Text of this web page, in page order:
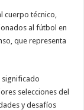
cuerpo técnico,
al fútbol en
que representa
significado
selecciones del
y desafíos